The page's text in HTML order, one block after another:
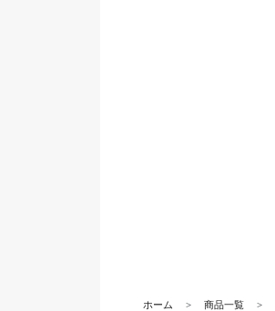
ホーム 商品一覧